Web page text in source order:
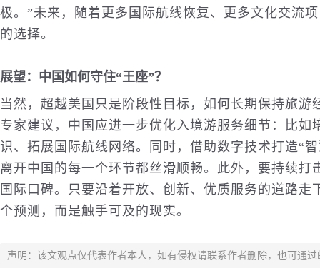
极。”未来，随着更多国际航线恢复、更多文化交流
的选择。
展望：中国如何守住“王座”？
当然，超越美国只是阶段性目标，如何长期保持旅
专家建议，中国应进一步优化入境游服务细节：比
识、拓展国际航线网络。同时，借助数字技术打造“
离开中国的每一个环节都丝滑顺畅。此外，要持续打
国际口碑。只要沿着开放、创新、优质服务的道路
个预测，而是触手可及的现实。
声明：该文观点仅代表作者本人，如有侵权请联系作者删除，也可通